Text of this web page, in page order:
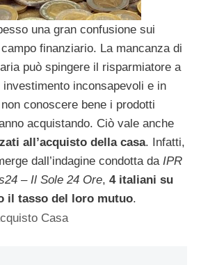
una gran confusione sui
finanziario. La mancanza di
può spingere il risparmiatore a
inconsapevoli e in
conoscere bene i prodotti
acquistando. Ciò vale anche
all’acquisto della casa. Infatti,
dall’indagine condotta da IPR
– Il Sole 24 Ore, 4 italiani su
il tasso del loro mutuo.
Casa